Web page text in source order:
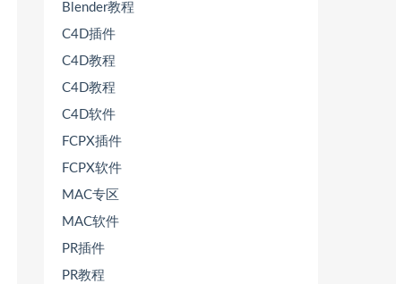
Blender教程
C4D插件
C4D教程
C4D教程
C4D软件
FCPX插件
FCPX软件
MAC专区
MAC软件
PR插件
PR教程